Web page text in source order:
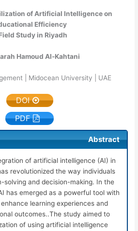
of Artificial Intelligence on
Efficiency:
Study in Riyadh
Hamoud Al-Kahtani
| Midocean University | UAE
DOI
PDF
Abstract
of artificial intelligence (AI) in
revolutionized the way individuals
solving and decision-making. In the
has emerged as a powerful tool with
learning experiences and
outcomes..The study aimed to
of using artificial intelligence